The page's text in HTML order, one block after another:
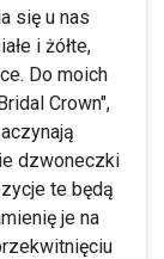
się u nas
i żółte,
Do moich
Crown",
dzwoneczki
te będą
je na